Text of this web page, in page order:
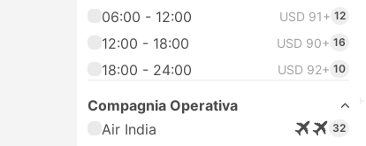
06:00 - 12:00
USD 91+ 12
12:00 - 18:00 USD 90+ 16
18:00 - 24:00 USD 92+ 10
Compagnia Operativa
Air India
32